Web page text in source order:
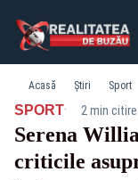
Acasă Știri Sport
SPORT· 2 min citire
Serena
criticile